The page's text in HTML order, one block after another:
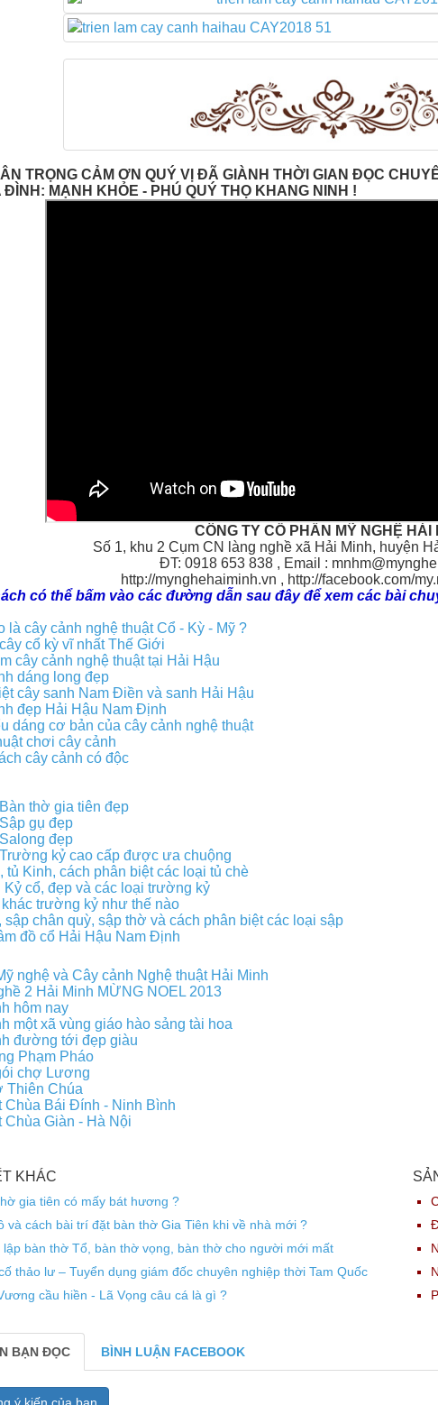
TRỌNG CẢM ƠN QUÝ VỊ ĐÃ GIÀNH THỜI GIAN ĐỌC
ĐÌNH: MẠNH KHỎE - PHÚ QUÝ THỌ KHANG NINH !
CÔNG TY CỔ PHẦN MỸ NGHỆ HẢI
Số 1, khu 2 Cụm CN làng nghề xã Hải Minh, huyện
ĐT: 0918 653 838 , Email :
http://mynghehaiminh.vn , http://facebook.com/
có thể bấm vào các đường dẫn sau đây để xem các bài
là cây cảnh nghệ thuật Cổ - Kỳ - Mỹ ?
cổ kỳ vĩ nhất Thế Giới
cây cảnh nghệ thuật tại Hải Hậu
dáng long đẹp
cây sanh Nam Điền và sanh Hải Hậu
đẹp Hải Hậu Nam Định
dáng cơ bản của cây cảnh nghệ thuật
chơi cây cảnh
cây cảnh có độc
thờ gia tiên đẹp
gụ đẹp
đẹp
kỷ cao cấp được ưa chuộng
tủ Kinh, cách phân biệt các loại tủ chè
cổ, đẹp và các loại trường kỷ
trường kỷ như thế nào
sập chân quỳ, sập thờ và cách phân biệt các loại sập
đồ cổ Hải Hậu Nam Định
nghệ và Cây cảnh Nghệ thuật Hải Minh
2 Hải Minh MỪNG NOEL 2013
hôm nay
một xã vùng giáo hào sảng tài hoa
đường tới đẹp giàu
Phạm Pháo
chợ Lương
Thiên Chúa
Chùa Bái Đính - Ninh Bình
Chùa Giàn - Hà Nội
KHÁC
gia tiên có mấy bát hương ?
và cách bài trí đặt bàn thờ Gia Tiên khi về nhà mới ?
lập bàn thờ Tổ, bàn thờ vọng, bàn thờ cho người mới mất
thảo lư – Tuyển dụng giám đốc chuyên nghiệp thời Tam Quốc
cầu hiền - Lã Vọng câu cá là gì ?
BẠN ĐỌC BÌNH LUẬN FACEBOOK